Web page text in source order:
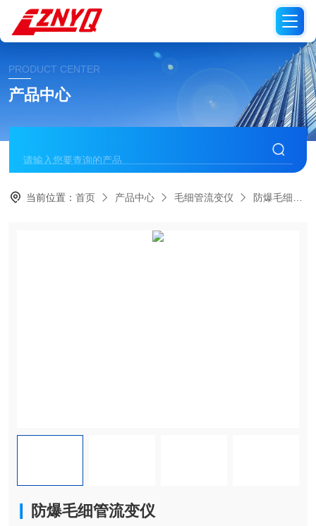
PRODUCT CENTER
产品中心
当前位置：首页 产品中心 毛细管流变仪 防爆毛细管流变仪
防爆毛细管流变仪